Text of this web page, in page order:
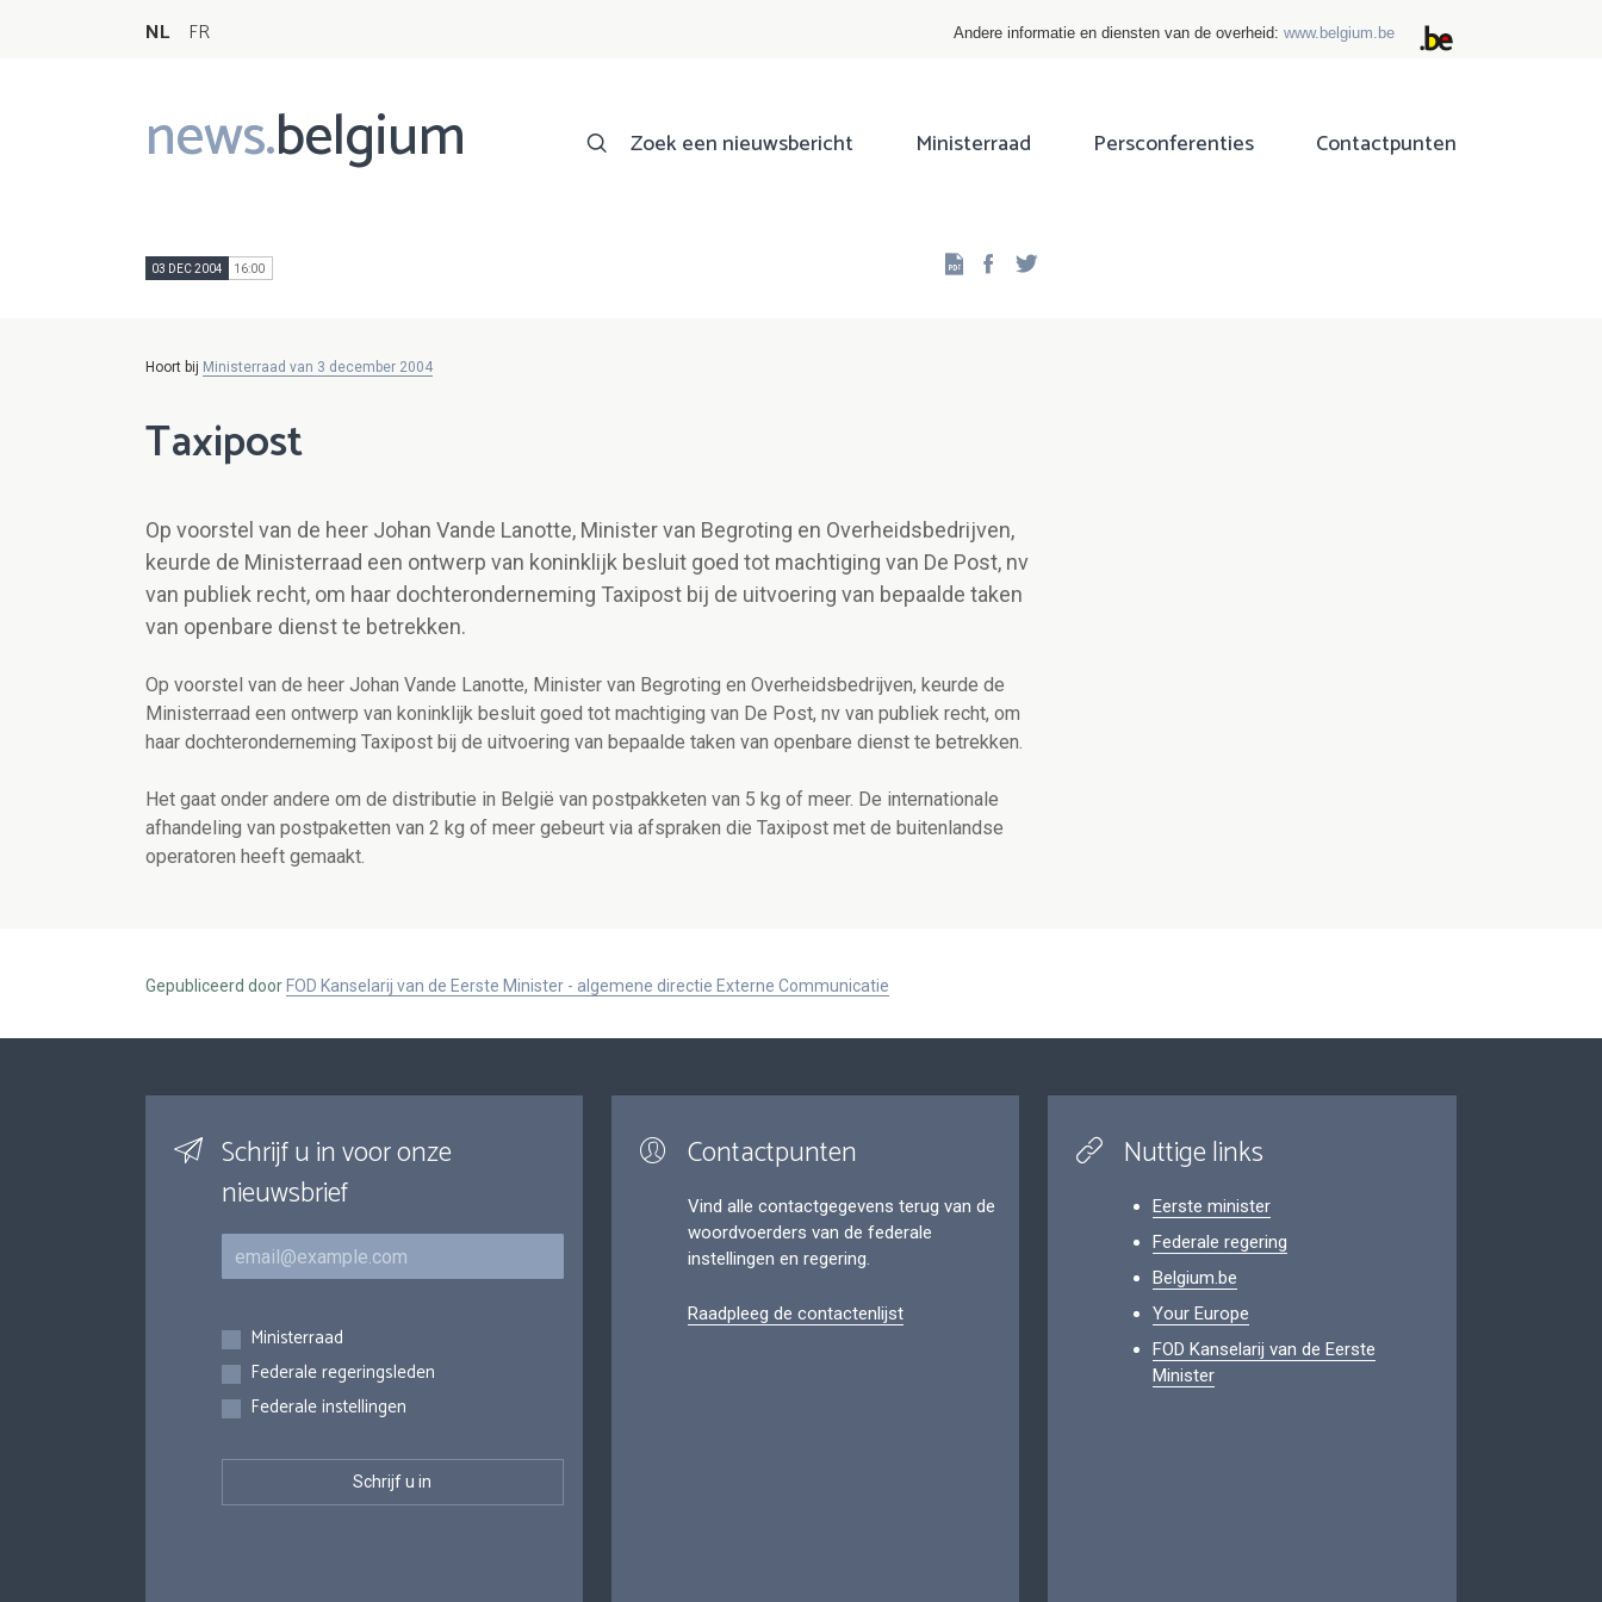
NL FR Andere informatie en diensten van de overheid: www.belgium.be
news.belgium
Main
navigation
Zoek een nieuwsbericht Ministerraad Persconferenties Contactpunten
03 DEC 2004 16:00 Facebook
Hoort bij Ministerraad van 3 december 2004
Taxipost
Op voorstel van de heer Johan Vande Lanotte, Minister van Begroting en Overheidsbedrijven,
keurde de Ministerraad een ontwerp van koninklijk besluit goed tot machtiging van De Post, nv
van publiek recht, om haar dochteronderneming Taxipost bij de uitvoering van bepaalde taken
van openbare dienst te betrekken.
Op voorstel van de heer Johan Vande Lanotte, Minister van Begroting en Overheidsbedrijven, keurde de
Ministerraad een ontwerp van koninklijk besluit goed tot machtiging van De Post, nv van publiek recht, om
haar dochteronderneming Taxipost bij de uitvoering van bepaalde taken van openbare dienst te betrekken.
Het gaat onder andere om de distributie in België van postpakketen van 5 kg of meer. De internationale
afhandeling van postpaketten van 2 kg of meer gebeurt via afspraken die Taxipost met de buitenlandse
operatoren heeft gemaakt.
Gepubliceerd door FOD Kanselarij van de Eerste Minister - algemene directie Externe Communicatie
Schrijf u in voor onze
nieuwsbrief
E-mail
Inschrijvingen
Ministerraad
Federale regeringsleden
Federale instellingen
Contactpunten
Vind alle contactgegevens terug van de
woordvoerders van de federale
instellingen en regering.
Raadpleeg de contactenlijst
Nuttige links
Eerste minister
Federale regering
Belgium.be
Your Europe
FOD Kanselarij van de Eerste
Minister